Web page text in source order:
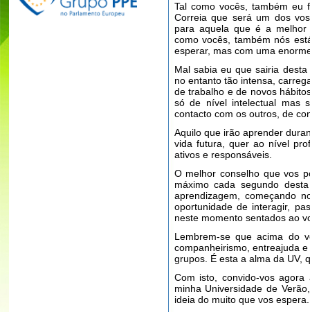
Tal como vocês, também eu
Correia que será um dos
para aquela que é a
como vocês, também nós
esperar, mas com uma
Mal sabia eu que sairia
no entanto tão intensa,
de trabalho e de novos
só de nível intelectual mas
contacto com os outros, de
Aquilo que irão aprender
vida futura, quer ao nível
ativos e responsáveis.
O melhor conselho que vos
máximo cada segundo
aprendizagem, começando
oportunidade de interagir,
neste momento sentados ao
Lembrem-se que acima do
companheirismo, entreajuda
grupos. É esta a alma da UV,
Com isto, convido-vos
minha Universidade de
ideia do muito que vos espera.